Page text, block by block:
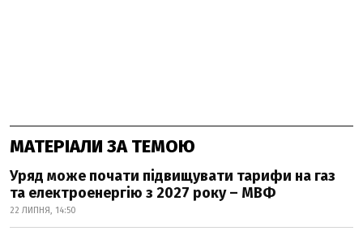
МАТЕРІАЛИ ЗА ТЕМОЮ
Уряд може почати підвищувати тарифи на газ
та електроенергію з 2027 року – МВФ
22 ЛИПНЯ, 14:50